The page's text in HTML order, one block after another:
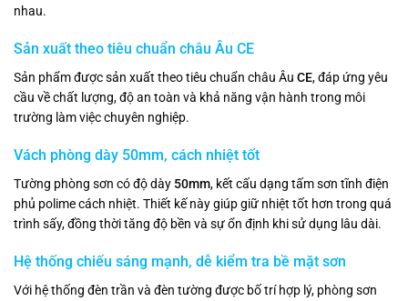
nhau.
Sản xuất theo tiêu chuẩn châu Âu CE
Sản phẩm được sản xuất theo tiêu chuẩn châu Âu CE, đáp ứng yêu
cầu về chất lượng, độ an toàn và khả năng vận hành trong môi
trường làm việc chuyên nghiệp.
Vách phòng dày 50mm, cách nhiệt tốt
Tường phòng sơn có độ dày 50mm, kết cấu dạng tấm sơn tĩnh điện
phủ polime cách nhiệt. Thiết kế này giúp giữ nhiệt tốt hơn trong quá
trình sấy, đồng thời tăng độ bền và sự ổn định khi sử dụng lâu dài.
Hệ thống chiếu sáng mạnh, dễ kiểm tra bề mặt sơn
Với hệ thống đèn trần và đèn tường được bố trí hợp lý, phòng sơn